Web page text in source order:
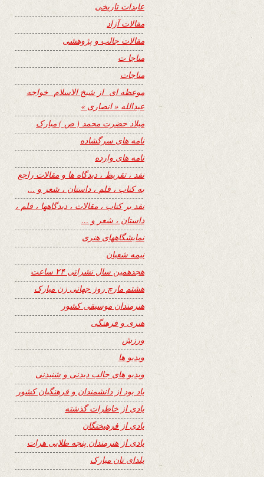
عابدات تاریخی
مقالات آزاد
مقالات جالب و پژوهشی
مناجا ت
مناجات
موعظه ای از شیخ الاسلام خواجه
عبدالله « انصاری »
میلاد حضرت محمد ( ص ) مبارک
نامه های سرگشاده
نامه های وارده
نفد ، تقریظ ، دیدگاه ها و مقالات راجع
به کتاب ، فلم ، داستان ، شعر و …
نفد بر کتاب ، مقالات ، دیدگاهها ، فلم ،
داستان ، شعر و …
نمایشگاههای هنری
نیمه شعبان
هجدهمین سال نشراتی ۲۴ ساعت
هشتم مارچ روز جهانی زن مبارک
هنرمندان موسیقی کشور
هنری و فرهنگی
ورزش
ویدیو ها
ویدیو های جالب دیدنی و شنیدنی
یاد بود از دانشمندان و فرهنگیان کشور
یادی از خاطرات گذشته
یادی از فرهیختگان
یادی از هنرمندان پنجه طلایی هرات
یلدای تان مبارک